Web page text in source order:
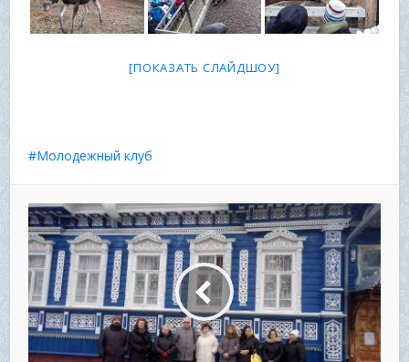
[ПОКАЗАТЬ СЛАЙДШОУ]
Молодежный клуб